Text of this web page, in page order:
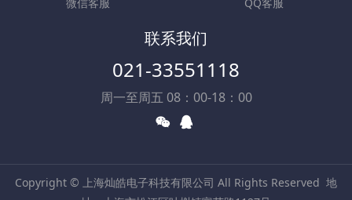
联系我们
021-33551118
周一至周五 08：00-18：00
Copyright © 上海灿皓电子科技有限公司 All Rights Reserved 地